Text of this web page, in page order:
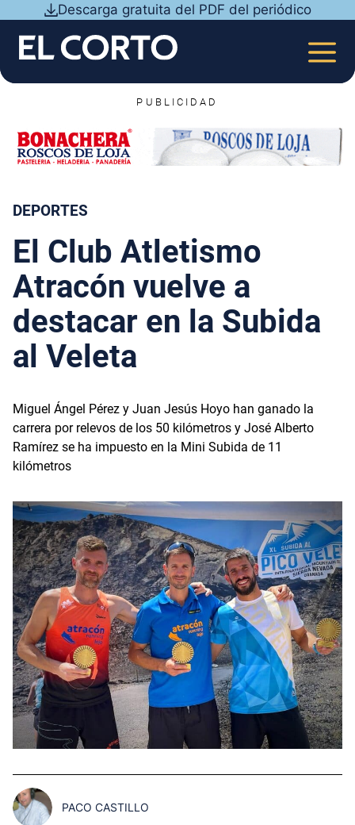
contenido
Descarga gratuita del PDF del periódico
PUBLICIDAD
DEPORTES
El Club Atletismo
Atracón vuelve a
destacar en la Subida
al Veleta
Miguel Ángel Pérez y Juan Jesús Hoyo han ganado la
carrera por relevos de los 50 kilómetros y José Alberto
Ramírez se ha impuesto en la Mini Subida de 11
kilómetros
PACO CASTILLO